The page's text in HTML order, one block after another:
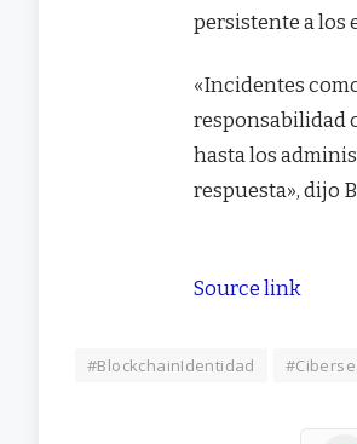
persistente a los
«Incidentes
responsabilidad
hasta los
respuesta», dijo
Source link
#BlockchainIdentidad